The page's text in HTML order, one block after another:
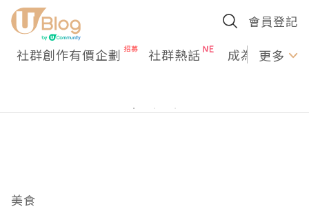
會員登記
社群創作有價企劃 社群熱話 成為U更多
美食